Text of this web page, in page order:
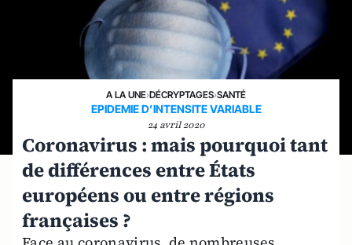
A LA UNE›DÉCRYPTAGES›SANTÉ
EPIDEMIE D’INTENSITE VARIABLE
24 avril 2020
Coronavirus : mais pourquoi tant
de différences entre États
européens ou entre régions
françaises ?